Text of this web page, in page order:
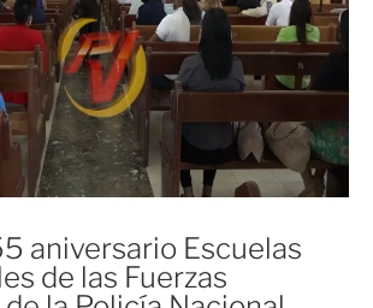
aniversario Escuelas
de las Fuerzas